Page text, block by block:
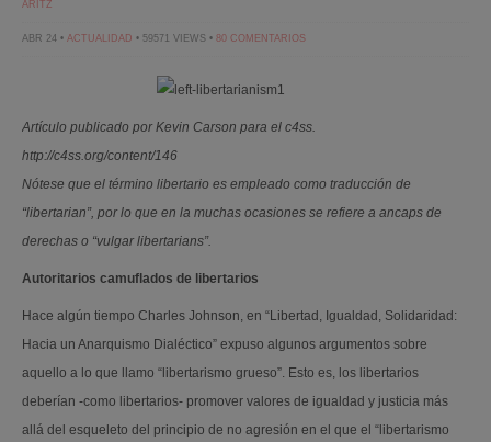
ARITZ
ABR 24 • ACTUALIDAD • 59571 VIEWS • 80 COMENTARIOSEN
Artículo publicado por Kevin Carson para el c4ss.
http://c4ss.org/content/146
Nótese que el término libertario es empleado como traducción de
“libertarian”, por lo que en la muchas ocasiones se refiere a ancaps de
derechas o “vulgar libertarians”.
Autoritarios camuflados de libertarios
Hace algún tiempo Charles Johnson, en “Libertad, Igualdad, Solidaridad:
Hacia un Anarquismo Dialéctico” expuso algunos argumentos sobre
aquello a lo que llamo “libertarismo grueso”. Esto es, los libertarios
deberían -como libertarios- promover valores de igualdad y justicia más
allá del esqueleto del principio de no agresión en el que el “libertarismo